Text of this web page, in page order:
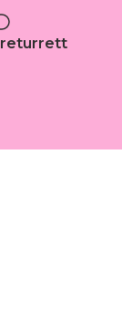
returrett